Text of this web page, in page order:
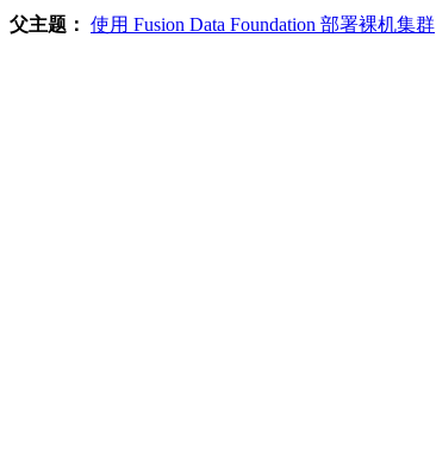
父主题： 使用 Fusion Data Foundation 部署裸机集群